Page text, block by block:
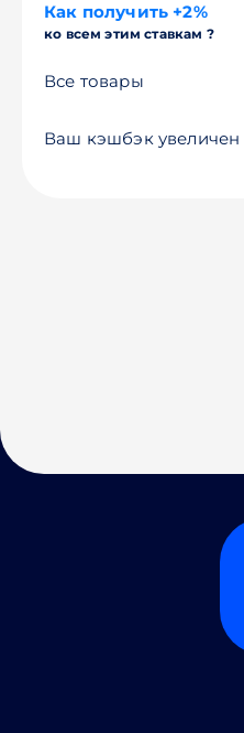
Как получить +2%
ко всем этим ставкам ?
Все товары
Ваш кэшбэк увеличен